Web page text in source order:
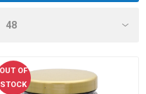
OUT OF
STOCK